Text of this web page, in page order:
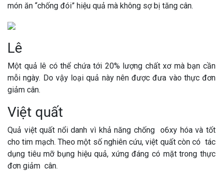
món ăn “chống đói” hiệu quả mà không sợ bị tăng cân.
Lê
Một quả lê có thể chứa tới 20% lượng chất xơ mà bạn cần
mỗi ngày. Do vậy loại quả này nên được đưa vào thực đơn
giảm cân.
Việt quất
Quả việt quất nổi danh vì khả năng chống o6xy hóa và tốt
cho tim mạch. Theo một số nghiên cứu, việt quất còn có tác
dụng tiêu mỡ bụng hiệu quả, xứng đáng có mặt trong thực
đơn giảm cân.